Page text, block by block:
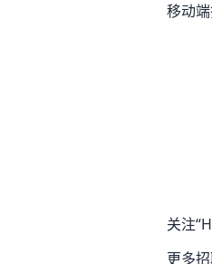
移动端
关注
更多